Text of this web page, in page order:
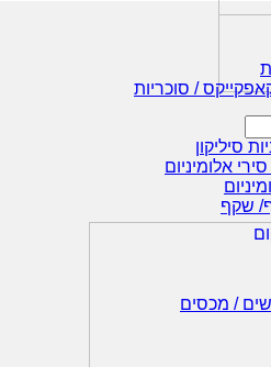
/ סוכריות
סיליקון
אלומיניום
שקף
/ מכסים